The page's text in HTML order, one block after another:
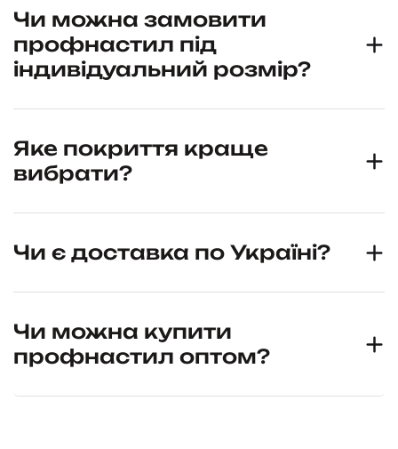
Чи можна замовити
профнастил під
індивідуальний розмір?
Яке покриття краще
вибрати?
Чи є доставка по Україні?
Чи можна купити
профнастил оптом?